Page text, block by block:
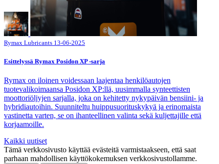
Rymax Lubricants 13-06-2025
Esittelyssä Rymax Posidon XP -sarja
Rymax on iloinen voidessaan laajentaa henkilöautojen
tuotevalikoimaansa Posidon XP:llä, uusimmalla synteettisten
moottoriöljyjen sarjalla, joka on kehitetty nykypäivän bensiini- ja
hybridiautoihin. Suunniteltu huippusuorituskykyä ja erinomaista
vastinetta varten, se on ihanteellinen valinta sekä kuljettajille että
korjaamoille.
Kaikki uutiset
Tämä verkkosivusto käyttää evästeitä varmistaakseen, että saat
parhaan mahdollisen käyttökokemuksen verkkosivustollamme.